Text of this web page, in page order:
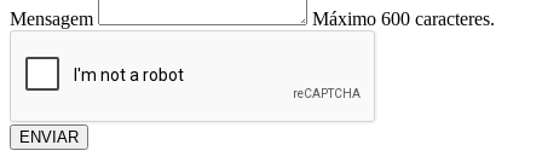
Mensagem Máximo 600 caracteres.
ENVIAR